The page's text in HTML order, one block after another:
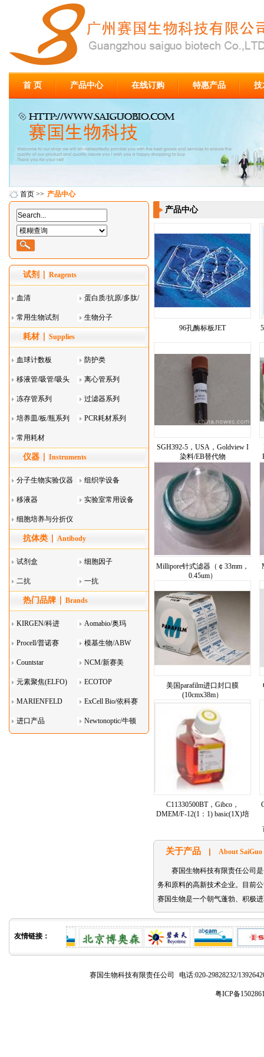
首 页 产品中心 在线订购 特惠产品 技
首页 >> 产品中心
试剂 Reagents
血清 蛋白质/抗原/多肽/
酶
常用生物试剂 生物分子
耗材 Supplies
血球计数板 防护类
移液管/吸管/吸头
系列
离心管系列
冻存管系列 过滤器系列
培养皿/板/瓶系列 PCR耗材系列
常用耗材
仪器 Instruments
分子生物实验仪器 组织学设备
移液器 实验室常用设备
细胞培养与分折仪
器叠
抗体类 Antibody
试剂盒 细胞因子
二抗 一抗
热门品牌 Brands
KIRGEN/科进 Aomabio/奥玛
Procell/普诺赛 模基生物/ABW
Countstar NCM/新赛美
元素聚焦(ELFO) ECOTOP
MARIENFELD ExCell Bio/依科赛
进口产品 Newtonoptic/牛顿
产品中心
96孔酶标板JET
SGH392-5，USA，Goldview I
染料/EB替代物
Millipore针式滤器（￠33mm，
0.45um）
美国parafilm进口封口膜
(10cmx38m）
C11330500BT，Gibco，
DMEM/F-12(1：1) basic(1X)培
关于产品 About SaiGuo
赛国生物科技有限责任公司
务和原料的高新技术企业。目前公
赛国生物是一个朝气蓬勃、积极
友情链接：
赛国生物科技有限责任公司 电话:020-29828232/
粤ICP备